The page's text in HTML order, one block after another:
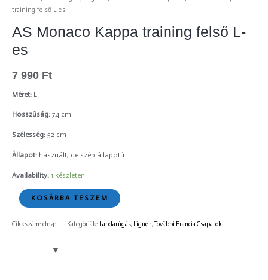
training felső L-es
AS Monaco Kappa training felső L-
es
7 990 Ft
Méret: L
Hosszúság: 74 cm
Szélesség: 52 cm
Állapot: használt, de szép állapotú
Availability: 1 készleten
KOSÁRBA TESZEM
Cikkszám: ch141 Kategóriák: Labdarúgás, Ligue 1,További Francia Csapatok